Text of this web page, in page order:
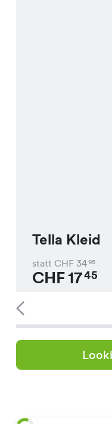
Tella Kleid
statt CHF 3495
CHF1745